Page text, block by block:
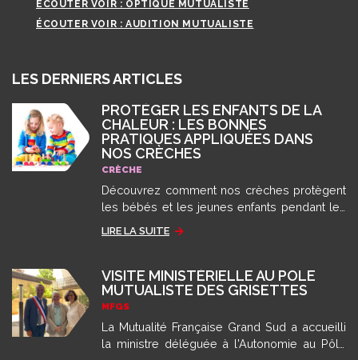
ÉCOUTER VOIR : OPTIQUE MUTUALISTE
ÉCOUTER VOIR : AUDITION MUTUALISTE
LES DERNIERS ARTICLES
PROTÉGER LES ENFANTS DE LA
CHALEUR : LES BONNES
PRATIQUES APPLIQUÉES DANS
NOS CRÈCHES
CRÈCHE
Découvrez comment nos crèches protègent
les bébés et les jeunes enfants pendant les
grâce aux recommandations des autorités
LIRE LA SUITE
VISITE MINISTÉRIELLE AU PÔLE
MUTUALISTE DES GRISETTES
MFGS
La Mutualité Française Grand Sud a accueilli
la ministre déléguée à l'Autonomie au Pôle